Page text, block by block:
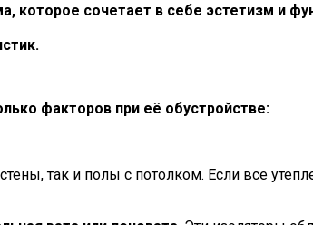
сочетает в себе эстетизм и
факторов при её обустройстве:
так и полы с потолком. Если все